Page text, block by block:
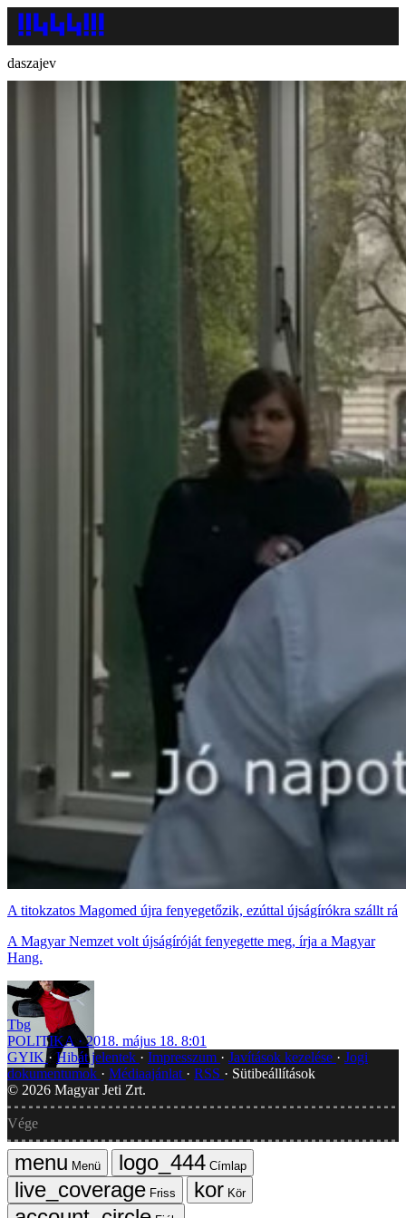
daszajev
A titokzatos Magomed újra fenyegetőzik, ezúttal újságírókra szállt rá
A Magyar Nemzet volt újságíróját fenyegette meg, írja a Magyar
Hang.
Tbg
POLITIKA
2018. május 18. 8:01
GYIK Hibát jelentek Impresszum Javítások kezelése
Jogi
dokumentumok
Médiaajánlat RSS
Sütibeállítások
© 2026 Magyar Jeti Zrt.
Vége
Menü
Címlap
Friss
Kör